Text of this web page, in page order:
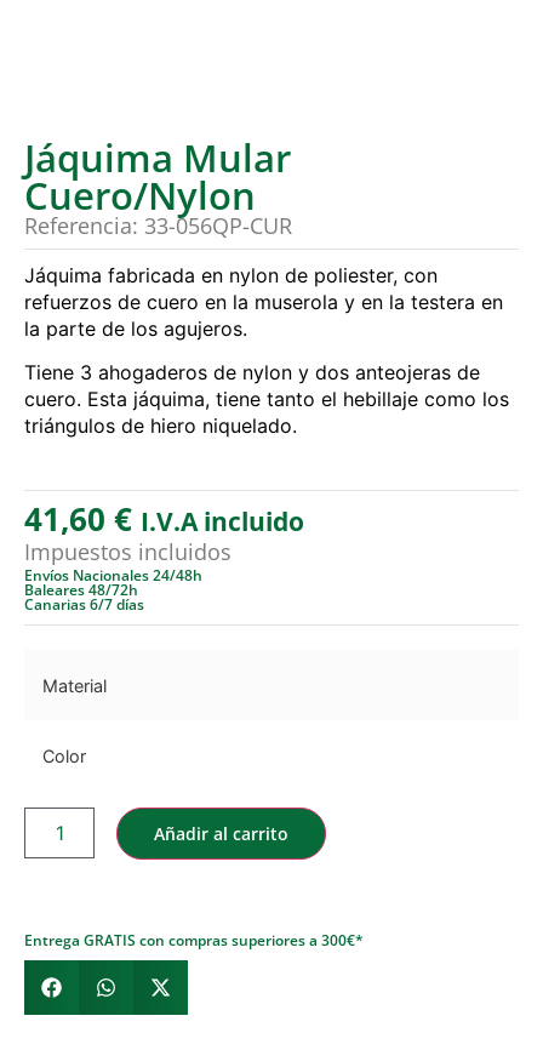
Jáquima Mular
Cuero/Nylon
Referencia: 33-056QP-CUR
Jáquima fabricada en nylon de poliester, con
refuerzos de cuero en la muserola y en la testera en
la parte de los agujeros.
Tiene 3 ahogaderos de nylon y dos anteojeras de
cuero. Esta jáquima, tiene tanto el hebillaje como los
triángulos de hiero niquelado.
41,60 € I.V.A incluido
Impuestos incluidos
Envíos Nacionales 24/48h
Baleares 48/72h
Canarias 6/7 días
Material
Color
Añadir al carrito
Entrega GRATIS con compras superiores a 300€*